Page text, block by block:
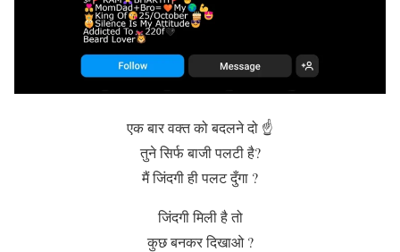
एक बार वक्‍त को बदलने दो ☝️
तुने सिर्फ बाजी पलटी है?
मैं जिंदगी ही पलट दुँगा ?
जिंदगी मिली है तो
कुछ बनकर दिखाओ ?